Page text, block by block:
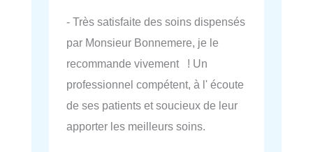
- Très satisfaite des soins dispensés
par Monsieur Bonnemere, je le
recommande vivement ! Un
professionnel compétent, à l' écoute
de ses patients et soucieux de leur
apporter les meilleurs soins.